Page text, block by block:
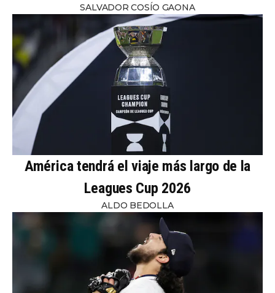
SALVADOR COSÍO GAONA
América tendrá el viaje más largo de la
Leagues Cup 2026
ALDO BEDOLLA